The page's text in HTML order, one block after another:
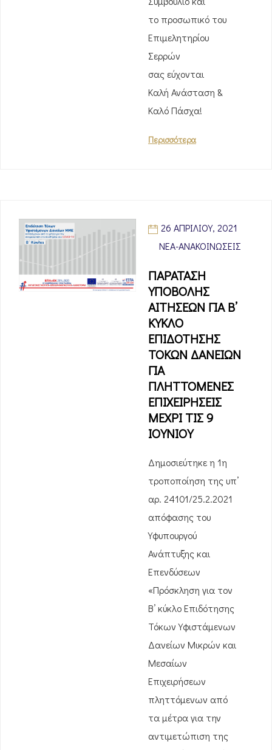
το προσωπικό του
Επιμελητηρίου
Σερρών
σας εύχονται
Καλή Ανάσταση &
Καλό Πάσχα!
Περισσότερα
26 ΑΠΡΙΛΊΟΥ, 2021
ΝΈΑ-ΑΝΑΚΟΙΝΏΣΕΙΣ
ΠΑΡΑΤΑΣΗ
ΥΠΟΒΟΛΗΣ
ΑΙΤΗΣΕΩΝ ΓΙΑ Β’
ΚΥΚΛΟ
ΕΠΙΔΟΤΗΣΗΣ
ΤΟΚΩΝ ΔΑΝΕΙΩΝ
ΓΙΑ
ΠΛΗΤΤΟΜΕΝΕΣ
ΕΠΙΧΕΙΡΗΣΕΙΣ
ΜΕΧΡΙ ΤΙΣ 9
ΙΟΥΝΙΟΥ
Δημοσιεύτηκε η 1η
τροποποίηση της υπ’
αρ. 24101/25.2.2021
απόφασης του
Υφυπουργού
Ανάπτυξης και
Επενδύσεων
«Πρόσκληση για τον
Β’ κύκλο Επιδότησης
Τόκων Υφιστάμενων
Δανείων Μικρών και
Μεσαίων
Επιχειρήσεων
πληττόμενων από
τα μέτρα για την
αντιμετώπιση της